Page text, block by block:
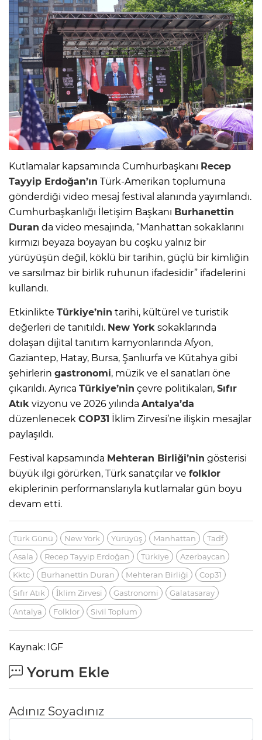
Kutlamalar kapsamında Cumhurbaşkanı Recep
Tayyip Erdoğan’ın Türk-Amerikan toplumuna
gönderdiği video mesaj festival alanında yayımlandı.
Cumhurbaşkanlığı İletişim Başkanı Burhanettin
Duran da video mesajında, “Manhattan sokaklarını
kırmızı beyaza boyayan bu coşku yalnız bir
yürüyüşün değil, köklü bir tarihin, güçlü bir kimliğin
ve sarsılmaz bir birlik ruhunun ifadesidir” ifadelerini
kullandı.
Etkinlikte Türkiye’nin tarihi, kültürel ve turistik
değerleri de tanıtıldı. New York sokaklarında
dolaşan dijital tanıtım kamyonlarında Afyon,
Gaziantep, Hatay, Bursa, Şanlıurfa ve Kütahya gibi
şehirlerin gastronomi, müzik ve el sanatları öne
çıkarıldı. Ayrıca Türkiye’nin çevre politikaları, Sıfır
Atık vizyonu ve 2026 yılında Antalya’da
düzenlenecek COP31 İklim Zirvesi’ne ilişkin mesajlar
paylaşıldı.
Festival kapsamında Mehteran Birliği’nin gösterisi
büyük ilgi görürken, Türk sanatçılar ve folklor
ekiplerinin performanslarıyla kutlamalar gün boyu
devam etti.
Türk Günü New York Yürüyüş Manhattan
Tadf
Asala
Recep Tayyip Erdoğan Türkiye
Azerbaycan
Kktc
Burhanettin Duran Mehteran Birliği
Cop31
Sıfır Atık
İklim Zirvesi Gastronomi
Galatasaray
Antalya
Folklor Sivil Toplum
Kaynak: IGF
Yorum Ekle
Adınız Soyadınız